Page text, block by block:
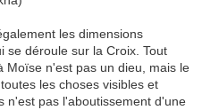
les dimensions
se déroule sur la Croix Tout
Moïse n'est pas un dieu
mais le
toutes les choses visibles et
n'est pas l'aboutissement d'une